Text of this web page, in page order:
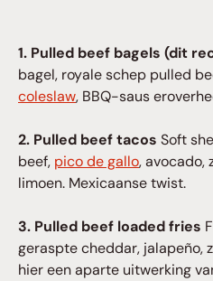
1. Pulled beef bagels (dit
bagel, royale schep pulled
coleslaw, BBQ-saus
2. Pulled beef tacos Soft
beef, pico de gallo, avocado,
limoen. Mexicaanse twist.
3. Pulled beef loaded fries
geraspte cheddar, jalapeño,
hier een aparte uitwerking